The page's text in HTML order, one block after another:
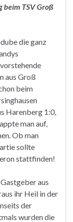
beim TSV Groß
die ganz
aus Groß
beim
Harenberg 1:0,
man auf,
Ob man
sollte
stattfinden!
aus
ihr Heil in der
der
wurden die